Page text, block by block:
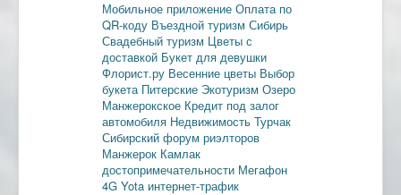
Мобильное приложение Оплата по
QR-коду Въездной туризм Сибирь
Свадебный туризм Цветы с
доставкой Букет для девушки
Флорист.ру Весенние цветы Выбор
букета Питерские Экотуризм Озеро
Манжерокское Кредит под залог
автомобиля Недвижимость Турчак
Сибирский форум риэлторов
Манжерок Камлак
достопримечательности Мегафон
4G Yota интернет-трафик